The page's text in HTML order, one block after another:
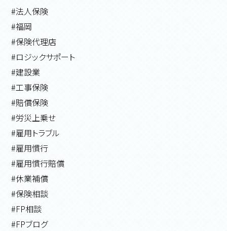
#法人保険
#福岡
#保険代理店
#ロジックサポート
#建設業
#工事保険
#賠償保険
#労災上乗せ
#雇用トラブル
#雇用慣行
#雇用慣行賠償
#休業補償
#保険相談
#FP相談
#FPブログ